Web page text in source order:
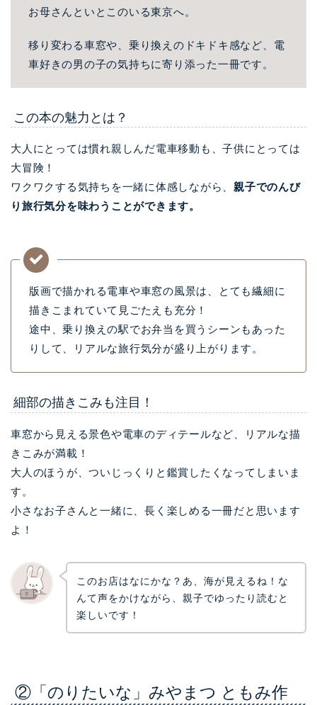
お母さんといとこのいる東京へ。
移り変わる車窓や、乗り換えのドキドキ感など、電
車好きの男の子の気持ちに寄り添った一冊です。
この本の魅力とは？
大人にとっては慣れ親しんだ電車移動も、子供にとっては
大冒険！
ワクワクする気持ちを一緒に体感しながら、親子でのんび
り旅行気分を味わうことができます。
版画で描かれる電車や車窓の風景は、とても繊細に
描きこまれていて見ごたえも充分！
途中、乗り換えの駅でお弁当を買うシーンもあった
りして、リアルな旅行気分が盛り上がります。
細部の描きこみも注目！
車窓から見える景色や電車のディテールなど、リアルな描
きこみが満載！
大人のほうが、ついじっくりと鑑賞したくなってしまいま
す。
小さなお子さんと一緒に、長く楽しめる一冊だと思います
よ！
このお店はなにかな？あ、海が見えるね！な
んて声をかけながら、親子でゆったり読むと
楽しいです！
②「のりたいな」みやまつ ともみ作